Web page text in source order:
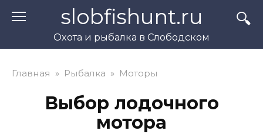
slobfishunt.ru
Охота и рыбалка в Слободском
Главная » Рыбалка » Моторы
Выбор лодочного
мотора